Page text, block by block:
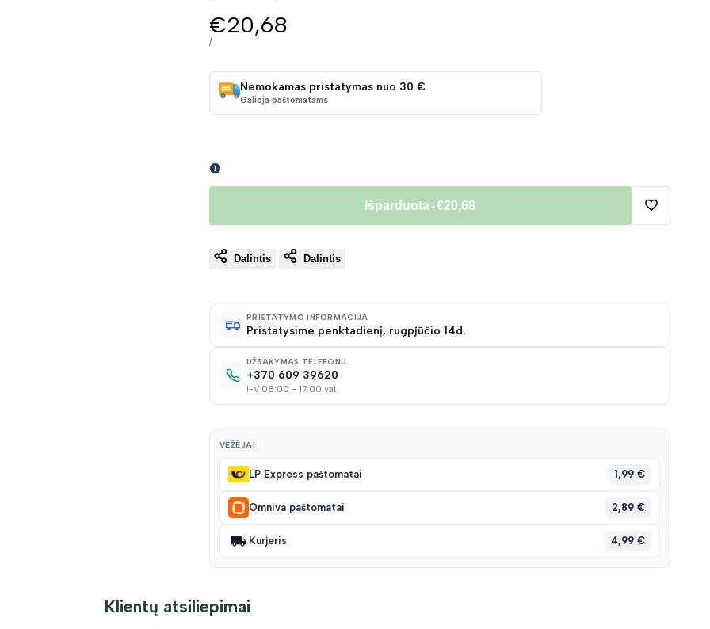
Pardavimo
kaina
€20,68
VIENETO
/
Nemokamas pristatymas nuo 30 €
Galioja paštomatams
Išparduota-€20,68
Pridėti
norų
sąrašą
Dalintis Dalintis
PRISTATYMO INFORMACIJA
Pristatysime penktadienį, rugpjūčio 14d.
UŽSAKYMAS TELEFONU
+370 609 39620
I-V 08:00 – 17:00 val.
VEŽĖJAI
LP Express paštomatai 1,99 €
Omniva paštomatai 2,89 €
Kurjeris 4,99 €
Klientų atsiliepimai